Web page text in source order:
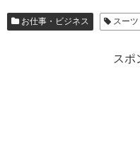
お仕事・ビジネス スーツ
スポ